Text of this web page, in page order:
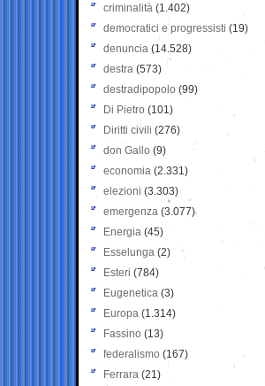
criminalità (1.402)
democratici e progressisti (19)
denuncia (14.528)
destra (573)
destradipopolo (99)
Di Pietro (101)
Diritti civili (276)
don Gallo (9)
economia (2.331)
elezioni (3.303)
emergenza (3.077)
Energia (45)
Esselunga (2)
Esteri (784)
Eugenetica (3)
Europa (1.314)
Fassino (13)
federalismo (167)
Ferrara (21)